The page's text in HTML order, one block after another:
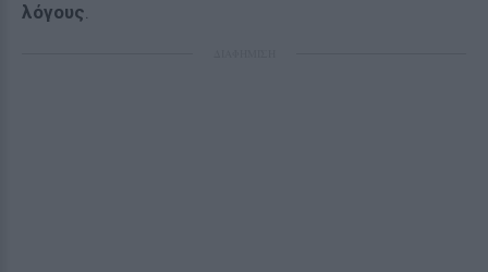
λόγους.